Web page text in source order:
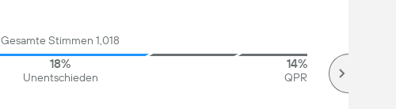
Gesamte Stimmen 1,018
18%
Unentschieden
14%
QPR